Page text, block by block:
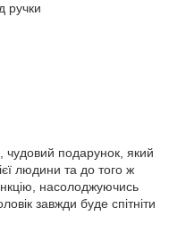
ручки
подарунок, який
людини та до того ж
насолоджуючись
завжди буде спітніти